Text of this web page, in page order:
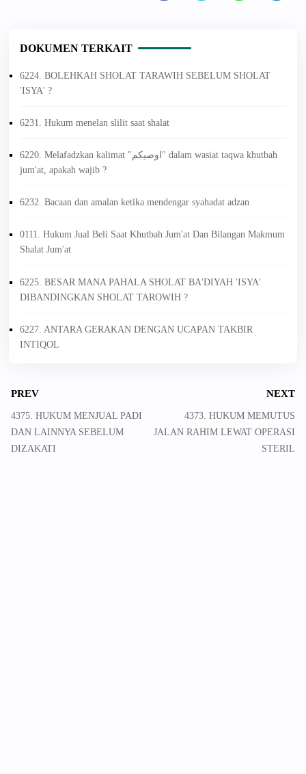
DOKUMEN TERKAIT
6224. BOLEHKAH SHOLAT TARAWIH SEBELUM SHOLAT
'ISYA' ?
6231. Hukum menelan slilit saat shalat
6220. Melafadzkan kalimat "اوصيكم" dalam wasiat taqwa khutbah
jum'at, apakah wajib ?
6232. Bacaan dan amalan ketika mendengar syahadat adzan
0111. Hukum Jual Beli Saat Khutbah Jum'at Dan Bilangan Makmum
Shalat Jum'at
6225. BESAR MANA PAHALA SHOLAT BA'DIYAH 'ISYA'
DIBANDINGKAN SHOLAT TAROWIH ?
6227. ANTARA GERAKAN DENGAN UCAPAN TAKBIR
INTIQOL
PREV
4375. HUKUM MENJUAL PADI
DAN LAINNYA SEBELUM
DIZAKATI
NEXT
4373. HUKUM MEMUTUS
JALAN RAHIM LEWAT OPERASI
STERIL